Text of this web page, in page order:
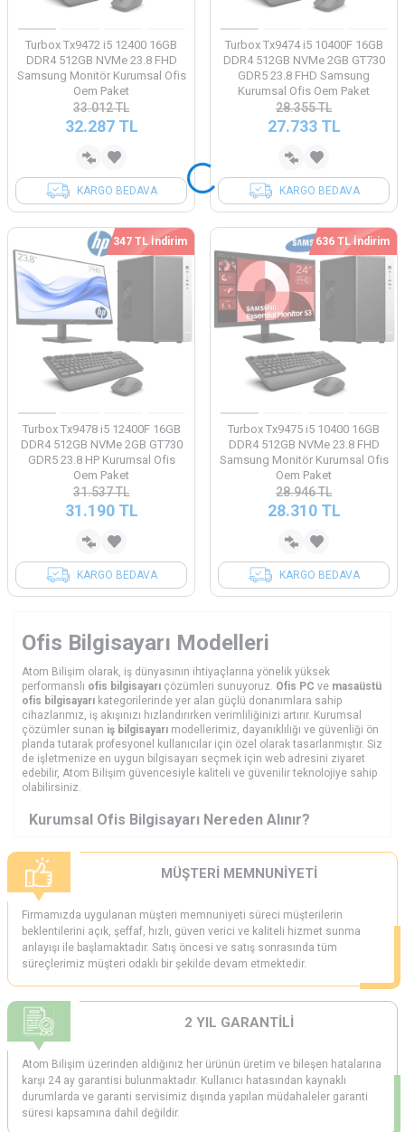
Turbox Tx9472 i5 12400 16GB
DDR4 512GB NVMe 23.8 FHD
Samsung Monitör Kurumsal Ofis
Oem Paket
33.012TL
32.287TL
KARGO BEDAVA
Turbox Tx9474 i5 10400F 16GB
DDR4 512GB NVMe 2GB GT730
GDR5 23.8 FHD Samsung
Kurumsal Ofis Oem Paket
28.355TL
27.733TL
KARGO BEDAVA
347 TL İndirim
Turbox Tx9478 i5 12400F 16GB
DDR4 512GB NVMe 2GB GT730
GDR5 23.8 HP Kurumsal Ofis
Oem Paket
31.537TL
31.190TL
KARGO BEDAVA
636 TL İndirim
Turbox Tx9475 i5 10400 16GB
DDR4 512GB NVMe 23.8 FHD
Samsung Monitör Kurumsal Ofis
Oem Paket
28.946TL
28.310TL
KARGO BEDAVA
Ofis Bilgisayarı Modelleri
Atom Bilişim olarak, iş dünyasının ihtiyaçlarına yönelik yüksek
performanslı ofis bilgisayarı çözümleri sunuyoruz. Ofis PC ve masaüstü
ofis bilgisayarı kategorilerinde yer alan güçlü donanımlara sahip
cihazlarımız, iş akışınızı hızlandırırken verimliliğinizi artırır. Kurumsal
çözümler sunan iş bilgisayarı modellerimiz, dayanıklılığı ve güvenliği ön
planda tutarak profesyonel kullanıcılar için özel olarak tasarlanmıştır. Siz
de işletmenize en uygun bilgisayarı seçmek için web adresini ziyaret
edebilir, Atom Bilişim güvencesiyle kaliteli ve güvenilir teknolojiye sahip
olabilirsiniz.
Kurumsal Ofis Bilgisayarı Nereden Alınır?
Atom Bilişim
modelleri, toplama veya hazır sistem alternatifleriyle sunuyor. Teknik
ekipman seçimi konusunda deneyimli olmaları, kurumsal ihtiyaçları
anlamaları ve satış sonrası destek sağlamaları, ofisler için güven
verdiği anlamına geliyor. Hızlı teslimat ve kurulum desteğiyle de
kurumsal kullanıcıların taleplerini karşılamada başarılıdır.
MÜŞTERİ MEMNUNİYETİ
Firmamızda uygulanan müşteri memnuniyeti süreci müşterilerin
beklentilerini açık, şeffaf, hızlı, güven verici ve kaliteli hizmet sunma
anlayışı ile başlamaktadır. Satış öncesi ve satış sonrasında tüm
süreçlerimiz müşteri odaklı bir şekilde devam etmektedir.
2 YIL GARANTİLİ
Atom Bilişim üzerinden aldığınız her ürünün üretim ve bileşen hatalarına
karşı 24 ay garantisi bulunmaktadır. Kullanıcı hatasından kaynaklı
durumlarda ve garanti servisimiz dışında yapılan müdahaleler garanti
süresi kapsamına dahil değildir.